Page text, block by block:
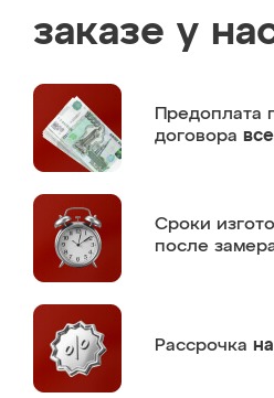
заказе у
Предоплата
договора
Сроки
после
Рассрочка